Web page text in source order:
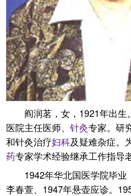
阎润茗，女，1921年出生
医院主任医师、 针灸专家。研
和针灸治疗妇科及疑难杂症。
药专家学术经验继承工作指导
1942年华北国医学院毕业
李春萱、1947年悬壶应诊。